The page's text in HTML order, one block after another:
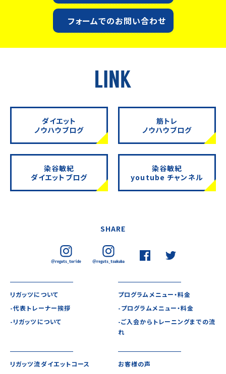
フォームでのお問い合わせ
ダイエット
ノウハウブログ
筋トレ
ノウハウブログ
染谷敏紀
ダイエットブログ
染谷敏紀
youtube チャンネル
SHARE
リガッツについて
-代表トレーナー挨拶
-リガッツについて
プログラムメニュー・料金
-プログラムメニュー・料金
-ご入会からトレーニングまでの流
れ
リガッツ流ダイエットコース
お客様の声